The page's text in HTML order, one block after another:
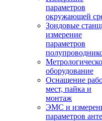
параметров
окружающей
Зондовые
измерение
параметров
оборудование
Оснащение
мест, пайка и
монтаж
ЭМС и
параметров